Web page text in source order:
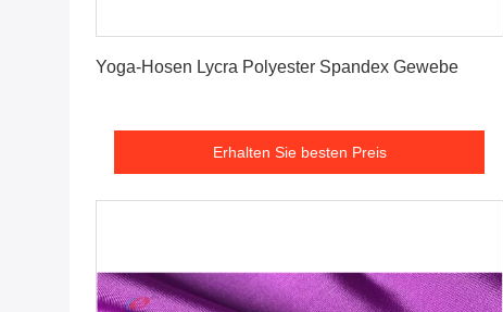
Yoga-Hosen Lycra Polyester Spandex Gewebe
Erhalten Sie besten Preis